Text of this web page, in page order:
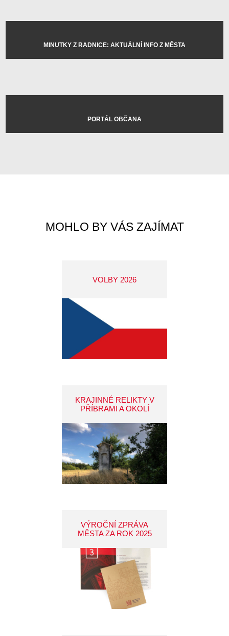
MINUTKY Z RADNICE: AKTUÁLNÍ INFO Z MĚSTA
PORTÁL OBČANA
MOHLO BY VÁS ZAJÍMAT
VOLBY 2026
KRAJINNÉ RELIKTY V
PŘÍBRAMI A OKOLÍ
VÝROČNÍ ZPRÁVA
MĚSTA ZA ROK 2025